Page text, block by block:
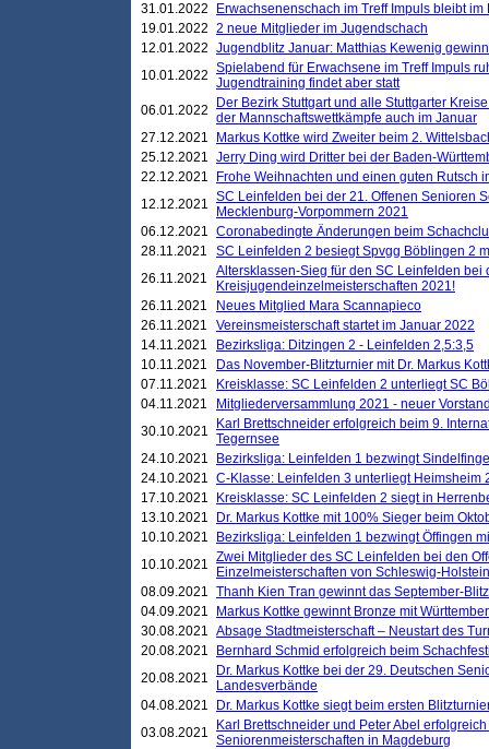
31.01.2022
Erwachsenenschach im Treff Impuls bleibt
19.01.2022 2 neue Mitglieder im Jugendschach
12.01.2022 Jugendblitz Januar: Matthias Kewenig
10.01.2022 Spielabend für Erwachsene im Treff Impuls
Jugendtraining findet aber statt
06.01.2022
Der Bezirk Stuttgart und alle Stuttgarter
der Mannschaftswettkämpfe auch im Januar
27.12.2021
Markus Kottke wird Zweiter beim 2.
25.12.2021 Jerry Ding wird Dritter bei der Baden-
22.12.2021
Frohe Weihnachten und einen guten Rutsch
12.12.2021 SC Leinfelden bei der 21. Offenen Senioren
Mecklenburg-Vorpommern 2021
06.12.2021 Coronabedingte Änderungen beim
28.11.2021
SC Leinfelden 2 besiegt Spvgg Böblingen 2
26.11.2021
Altersklassen-Sieg für den SC Leinfelden bei
Kreisjugendeinzelmeisterschaften 2021!
26.11.2021
Neues Mitglied Mara Scannapieco
26.11.2021
Vereinsmeisterschaft startet im Januar 2022
14.11.2021
Bezirksliga: Ditzingen 2 - Leinfelden 2,5:3,5
10.11.2021
Das November-Blitzturnier mit Dr. Markus
07.11.2021
Kreisklasse: SC Leinfelden 2 unterliegt SC
04.11.2021
Mitgliederversammlung 2021 - neuer
30.10.2021
Karl Brettschneider erfolgreich beim 9.
Tegernsee
24.10.2021
Bezirksliga: Leinfelden 1 bezwingt
24.10.2021 C-Klasse: Leinfelden 3 unterliegt Heimsheim
17.10.2021
Kreisklasse: SC Leinfelden 2 siegt in
13.10.2021
Dr. Markus Kottke mit 100% Sieger beim
10.10.2021
Bezirksliga: Leinfelden 1 bezwingt Öffingen
10.10.2021 Zwei Mitglieder des SC Leinfelden bei den
Einzelmeisterschaften von Schleswig-
08.09.2021 Thanh Kien Tran gewinnt das September-
04.09.2021
Markus Kottke gewinnt Bronze mit
30.08.2021 Absage Stadtmeisterschaft – Neustart des
20.08.2021
Bernhard Schmid erfolgreich beim
20.08.2021
Dr. Markus Kottke bei der 29. Deutschen
Landesverbände
04.08.2021
Dr. Markus Kottke siegt beim ersten
03.08.2021
Karl Brettschneider und Peter Abel
Seniorenmeisterschaften in Magdeburg